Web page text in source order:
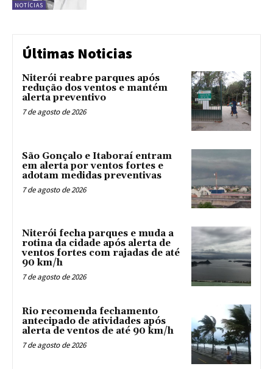
NOTÍCIAS
Últimas Noticias
Niterói reabre parques após
redução dos ventos e mantém
alerta preventivo
7 de agosto de 2026
São Gonçalo e Itaboraí entram
em alerta por ventos fortes e
adotam medidas preventivas
7 de agosto de 2026
Niterói fecha parques e muda a
rotina da cidade após alerta de
ventos fortes com rajadas de até
90 km/h
7 de agosto de 2026
Rio recomenda fechamento
antecipado de atividades após
alerta de ventos de até 90 km/h
7 de agosto de 2026